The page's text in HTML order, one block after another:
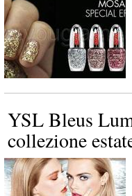
YSL Bleus
collezione